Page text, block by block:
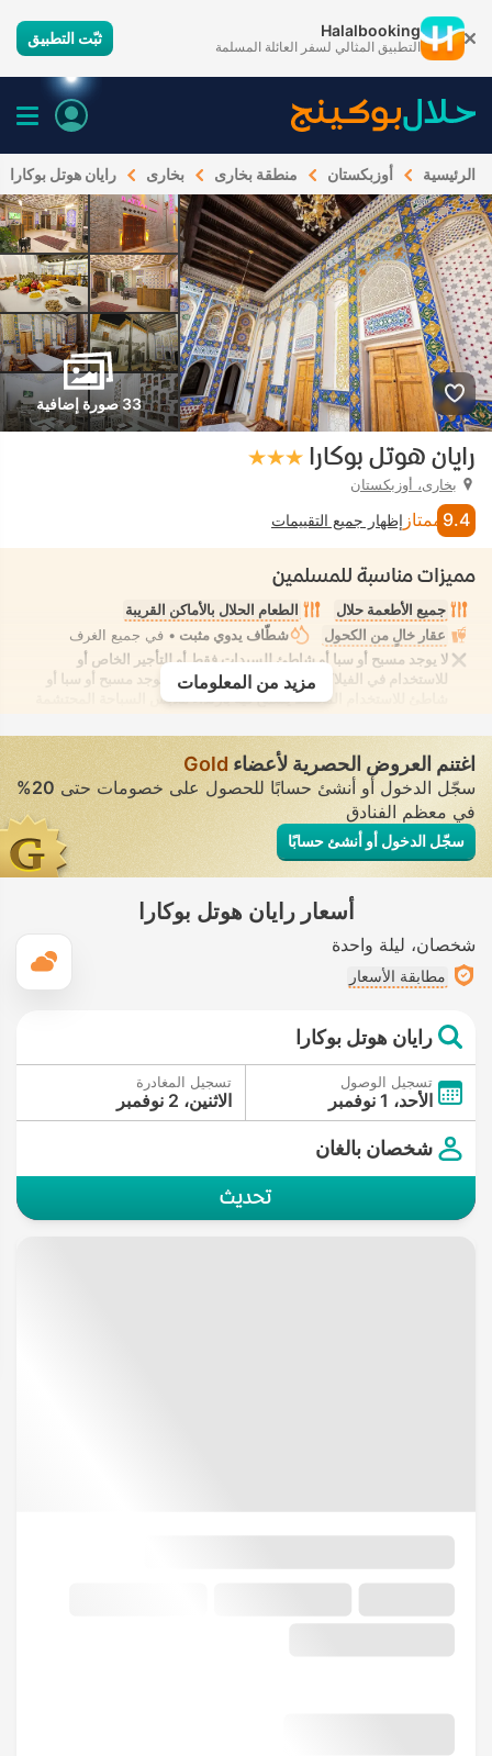
Halalbooking
التطبيق المثالي لسفر العائلة المسلمة ثبّت التطبيق
الرئيسية أوزبكستان منطقة بخارى بخارى رايان هوتل بوكارا
33 صورة إضافية
رايان هوتل بوكارا
بخارى، أوزبكستان
9.4 ممتاز إظهار جميع التقييمات
مميزات مناسبة للمسلمين
جميع الأطعمة حلال
الطعام الحلال بالأماكن القريبة
عقار خالٍ من الكحول
شطّاف يدوي مثبت • في جميع الغرف
لا يوجد مسبح أو سبا أو شاطئ للسيدات فقط أو للتأجير الخاص أو
للاستخدام في الفيلا/الغرفة يوفر الانعزال التام. لا يوجد مسبح أو سبا أو
شاطئ للاستخدام المُختلط يُسمح فيه بارتداء ملابس السباحة المحتشمة
مزيد من المعلومات
اغتنم العروض الحصرية لأعضاء Gold
سجّل الدخول أو أنشئ حسابًا للحصول على خصومات حتى20%
في معظم الفنادق
سجّل الدخول أو أنشئ حسابًا
أسعار رايان هوتل بوكارا
شخصان ليلة واحدة
مطابقة الأسعار
رايان هوتل بوكارا
تسجيل الوصول
الأحد، 1 نوفمبر
تسجيل المغادرة
الاثنين، 2 نوفمبر
شخصان بالغان
تحديث